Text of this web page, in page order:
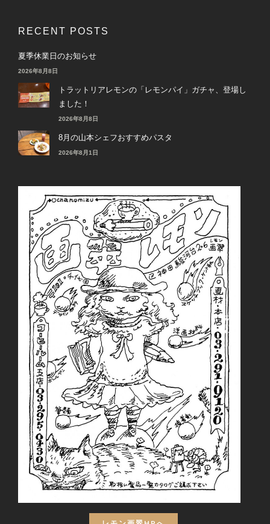
RECENT POSTS
夏季休業日のお知らせ
2026年8月8日
トラットリアレモンの「レモンパイ」ガチャ、登場し
ました！
2026年8月8日
8月の山本シェフおすすめパスタ
2026年8月1日